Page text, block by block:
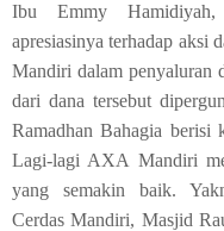
Ibu Emmy Hamidiyah,
apresiasinya terhadap
Mandiri dalam penyaluran
dari dana tersebut
Ramadhan Bahagia berisi
Lagi-lagi AXA Mandiri
yang semakin baik.
Cerdas Mandiri, Masjid